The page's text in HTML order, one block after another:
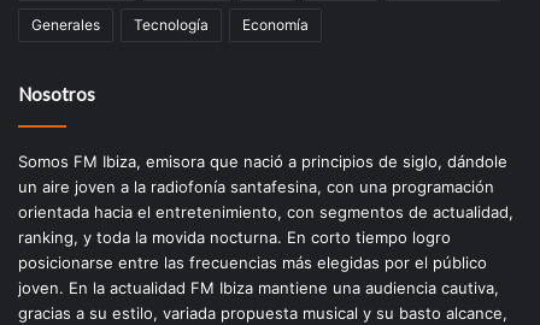
Generales Tecnología Economía
Nosotros
Somos FM Ibiza, emisora que nació a principios de siglo, dándole
un aire joven a la radiofonía santafesina, con una programación
orientada hacia el entretenimiento, con segmentos de actualidad,
ranking, y toda la movida nocturna. En corto tiempo logro
posicionarse entre las frecuencias más elegidas por el público
joven. En la actualidad FM Ibiza mantiene una audiencia cautiva,
gracias a su estilo, variada propuesta musical y su basto alcance,